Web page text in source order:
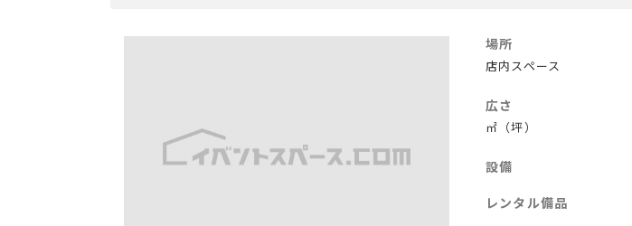
場所
店内スペース
広さ
㎡（坪）
設備
レンタル備品